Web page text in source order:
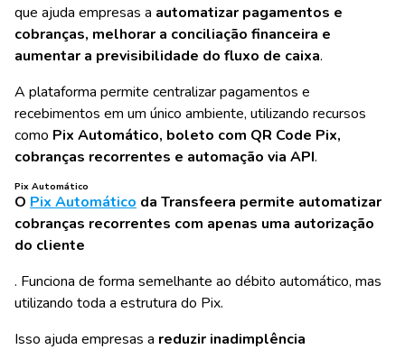
que ajuda empresas a automatizar pagamentos e
cobranças, melhorar a conciliação financeira e
aumentar a previsibilidade do fluxo de caixa.
A plataforma permite centralizar pagamentos e
recebimentos em um único ambiente, utilizando recursos
como Pix Automático, boleto com QR Code Pix,
cobranças recorrentes e automação via API.
Pix Automático
O Pix Automático da Transfeera permite automatizar
cobranças recorrentes com apenas uma autorização
do cliente
. Funciona de forma semelhante ao débito automático, mas
utilizando toda a estrutura do Pix.
Isso ajuda empresas a reduzir inadimplência